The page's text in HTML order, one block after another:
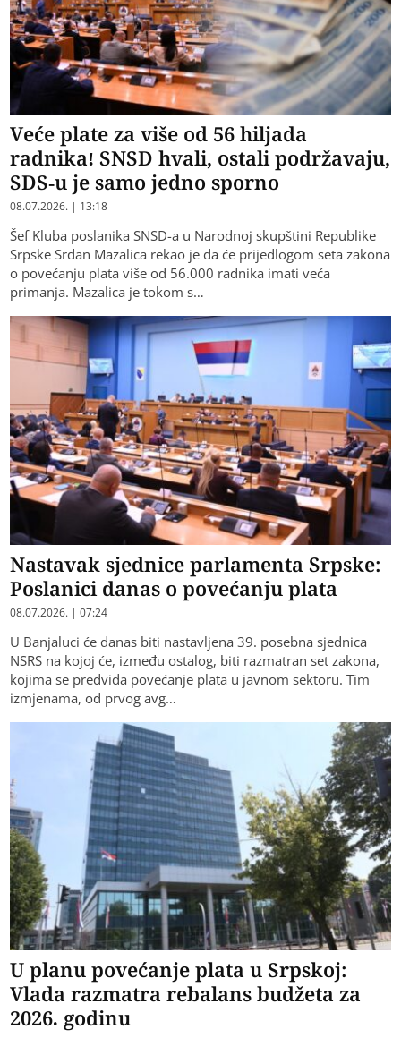
Veće plate za više od 56 hiljada
radnika! SNSD hvali, ostali podržavaju,
SDS-u je samo jedno sporno
08.07.2026. | 13:18
Šef Kluba poslanika SNSD-a u Narodnoj skupštini Republike
Srpske Srđan Mazalica rekao je da će prijedlogom seta zakona
o povećanju plata više od 56.000 radnika imati veća
primanja. Mazalica je tokom s…
Nastavak sjednice parlamenta Srpske:
Poslanici danas o povećanju plata
08.07.2026. | 07:24
U Banjaluci će danas biti nastavljena 39. posebna sjednica
NSRS na kojoj će, između ostalog, biti razmatran set zakona,
kojima se predviđa povećanje plata u javnom sektoru. Tim
izmjenama, od prvog avg…
U planu povećanje plata u Srpskoj:
Vlada razmatra rebalans budžeta za
2026. godinu